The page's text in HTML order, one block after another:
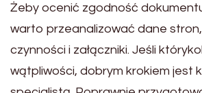
Żeby ocenić zgodność
warto przeanalizować dane
czynności i załączniki. Jeśli
wątpliwości, dobrym krokiem jest